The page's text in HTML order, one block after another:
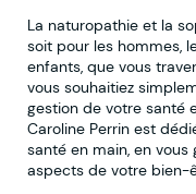
La naturopathie et la
soit pour les hommes,
enfants, que vous
vous souhaitiez
gestion de votre santé
Caroline Perrin est
santé en main, en
aspects de votre bien-